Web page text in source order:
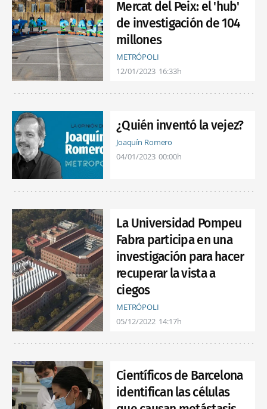
Mercat del Peix: el 'hub'
de investigación de 104
millones
METRÓPOLI
12/01/2023 16:33h
¿Quién inventó la vejez?
Joaquín Romero
04/01/2023 00:00h
La Universidad Pompeu
Fabra participa en una
investigación para hacer
recuperar la vista a
ciegos
METRÓPOLI
05/12/2022 14:17h
Científicos de Barcelona
identifican las células